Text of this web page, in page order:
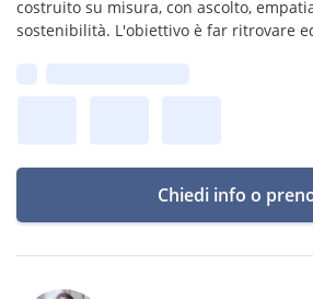
costruito su misura, con ascolto,
sostenibilità. L'obiettivo è far ritrovare equilibrio e benessere
Chiedi info o